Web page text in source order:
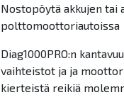
Nostopöytä akkujen tai
polttomoottoriautoissa
Diag1000PRO:n
vaihteistot ja ja
kierteistä reikiä